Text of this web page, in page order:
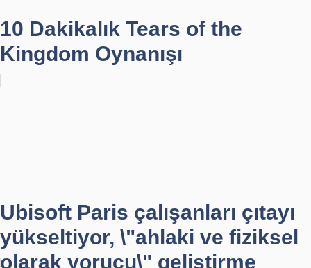
10 Dakikalık Tears of the
Kingdom Oynanışı
Ubisoft Paris çalışanları çıtayı
yükseltiyor, \"ahlaki ve fiziksel
olarak yorucu\" geliştirme